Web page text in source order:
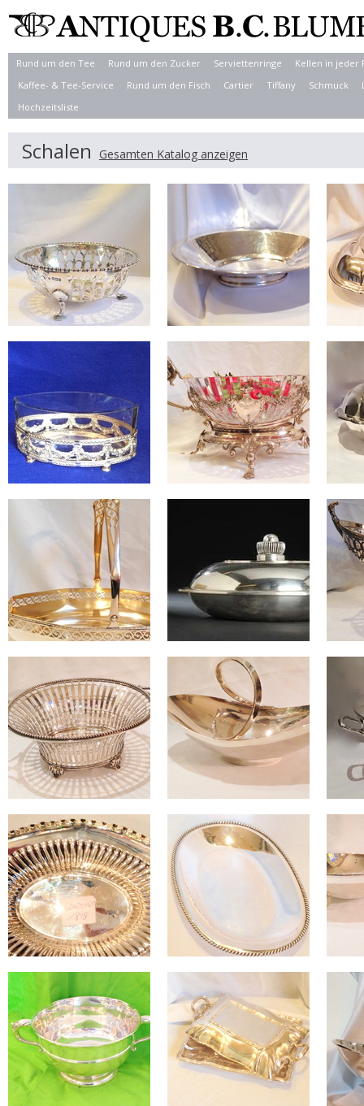
Rund um den Tee Rund um den Zucker Serviettenringe
Kellen in jeder
Kaffee- & Tee-Service
Rund um den Fisch Cartier Tiffany Schmuck
Hochzeitsliste
Schalen Gesamten Katalog anzeigen